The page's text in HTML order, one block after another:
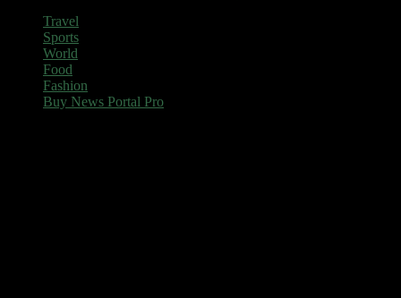
Travel
Sports
World
Food
Fashion
Buy News Portal Pro